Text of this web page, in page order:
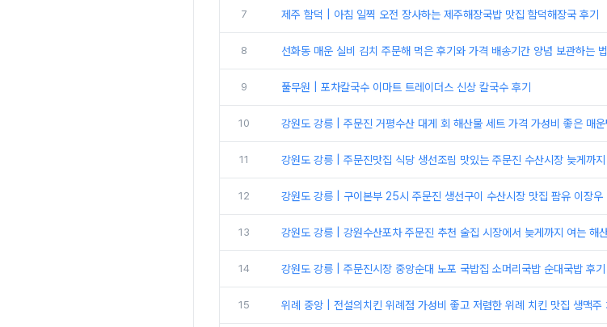
7 제주 함덕 | 아침 일찍 오전 장사하는 제주해장국밥 맛집 함덕해장국 후기
8 선화동 매운 실비 김치 주문해 먹은 후기와 가격 배송기간 양념 보관하는 법
9 풀무원 | 포차칼국수 이마트 트레이더스 신상 칼국수 후기
10 강원도 강릉 | 주문진 거평수산 대게 회 해산물 세트 가격 가성비 좋은 매
11 강원도 강릉 | 주문진맛집 식당 생선조림 맛있는 주문진 수산시장 늦게까
12 강원도 강릉 | 구이본부 25시 주문진 생선구이 수산시장 맛집 팜유 이장우
13 강원도 강릉 | 강원수산포차 주문진 추천 술집 시장에서 늦게까지 여는 해
14 강원도 강릉 | 주문진시장 중앙순대 노포 국밥집 소머리국밥 순대국밥 후기
15 위례 중앙 | 전설의치킨 위례점 가성비 좋고 저렴한 위례 치킨 맛집 생맥주